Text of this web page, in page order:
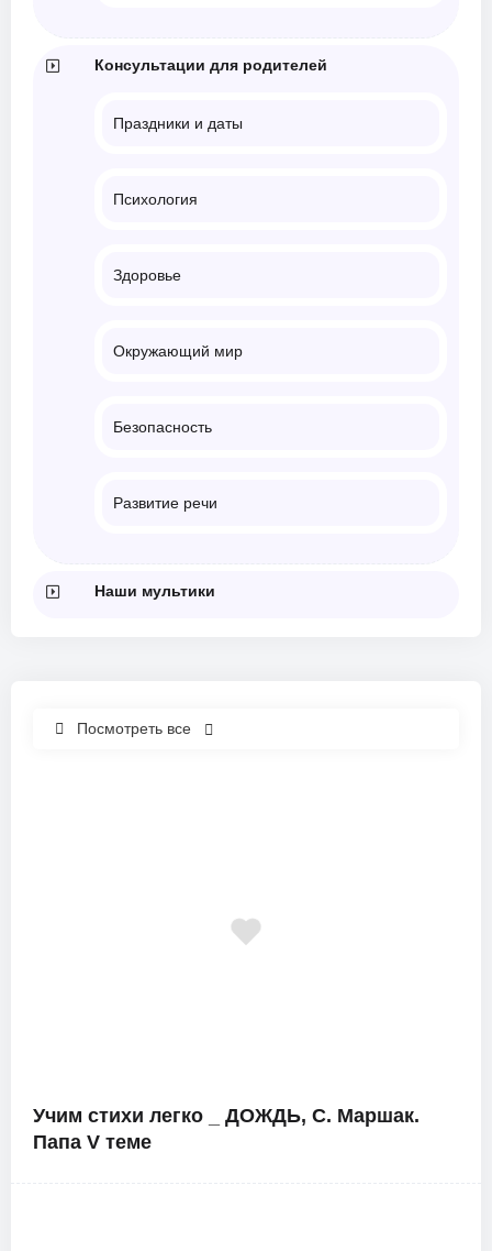
Консультации для родителей
Праздники и даты
Психология
Здоровье
Окружающий мир
Безопасность
Развитие речи
Наши мультики
Посмотреть все
Учим стихи легко _ ДОЖДЬ, С. Маршак.
Папа V теме